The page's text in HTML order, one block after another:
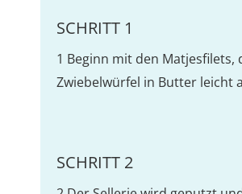
SCHRITT 1
1 Beginn mit den
Zwiebelwürfel in Butter leicht
SCHRITT 2